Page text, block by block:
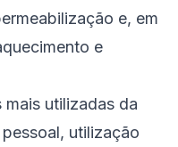
e, em
e
mais utilizadas da
utilização